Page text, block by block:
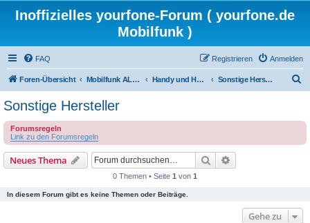
Inoffizielles yourfone-Forum ( yourfone.de
Mobilfunk )
FAQ Anmelden
Registrieren
Foren-Übersicht Mobilfunk ALLGEMEIN Handy und Hardware (Herstellerforen) Sonstige Hersteller
e
Sonstige Hersteller
Forumsregeln
Link zu den Forumsregeln
Neues Thema Suche
0 Themen • Seite 1 von 1
In diesem Forum gibt es keine Themen oder Beiträge.
Gehe zu